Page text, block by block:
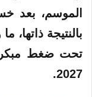
الموسم، بعد
بالنتيجة ذاتها،
تحت ضغط
2027.